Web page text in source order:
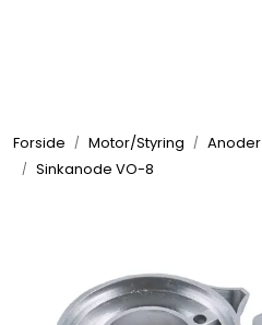
Forside Motor/Styring Anoder
Sinkanode VO-8
Elektrisk
Komfort